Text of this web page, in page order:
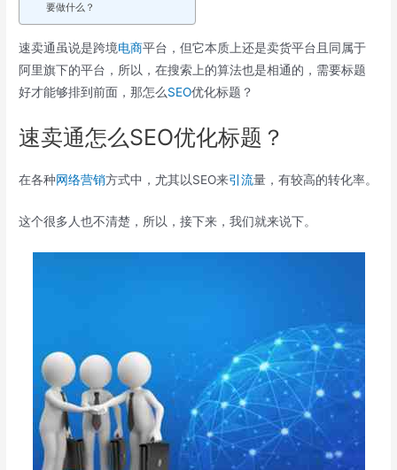
要做什么？
速卖通虽说是跨境电商平台，但它本质上还是卖货平台且同属于
阿里旗下的平台，所以，在搜索上的算法也是相通的，需要标题
好才能够排到前面，那怎么SEO优化标题？
速卖通怎么SEO优化标题？
在各种网络营销方式中，尤其以SEO来引流量，有较高的转化率。
这个很多人也不清楚，所以，接下来，我们就来说下。